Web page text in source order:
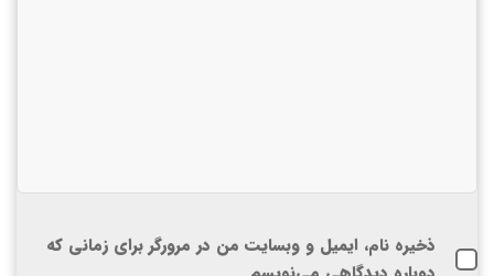
ذخیره نام، ایمیل و وبسایت من در مرورگر برای زمانی که